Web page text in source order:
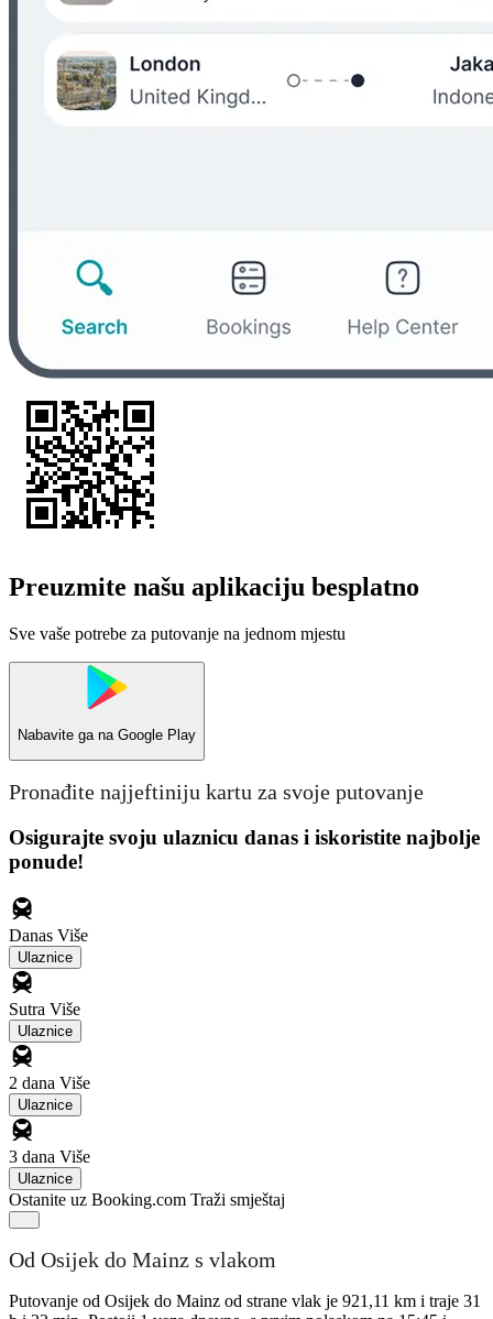
Preuzmite našu aplikaciju besplatno
Sve vaše potrebe za putovanje na jednom mjestu
Nabavite ga na Google Play
Pronađite najjeftiniju kartu za svoje putovanje
Osigurajte svoju ulaznicu danas i iskoristite najbolje
ponude!
Danas Više
Ulaznice
Sutra Više
Ulaznice
2 dana Više
Ulaznice
3 dana Više
Ulaznice
Ostanite uz Booking.com Traži smještaj
Od Osijek do Mainz s vlakom
Putovanje od Osijek do Mainz od strane vlak je 921,11 km i traje 31